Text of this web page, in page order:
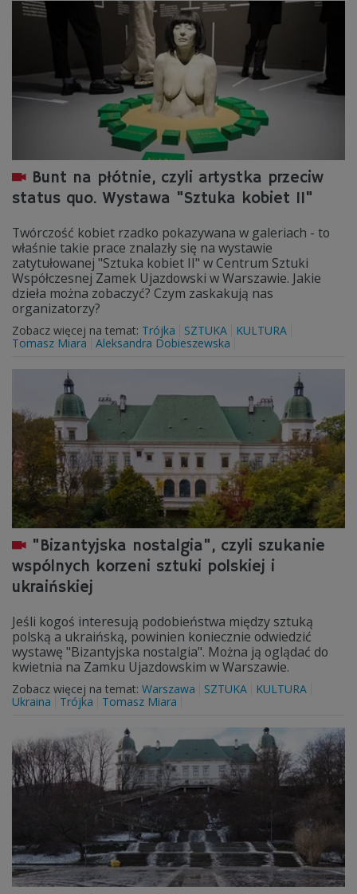
Bunt na płótnie, czyli artystka przeciw
status quo. Wystawa "Sztuka kobiet II"
Twórczość kobiet rzadko pokazywana w galeriach - to
właśnie takie prace znalazły się na wystawie
zatytułowanej "Sztuka kobiet II" w Centrum Sztuki
Współczesnej Zamek Ujazdowski w Warszawie. Jakie
dzieła można zobaczyć? Czym zaskakują nas
organizatorzy?
Zobacz więcej na temat: Trójka SZTUKA
KULTURA
Tomasz Miara
Aleksandra Dobieszewska
"Bizantyjska nostalgia", czyli szukanie
wspólnych korzeni sztuki polskiej i
ukraińskiej
Jeśli kogoś interesują podobieństwa między sztuką
polską a ukraińską, powinien koniecznie odwiedzić
wystawę "Bizantyjska nostalgia". Można ją oglądać do
kwietnia na Zamku Ujazdowskim w Warszawie.
Zobacz więcej na temat: Warszawa SZTUKA
KULTURA
Ukraina
Trójka Tomasz Miara